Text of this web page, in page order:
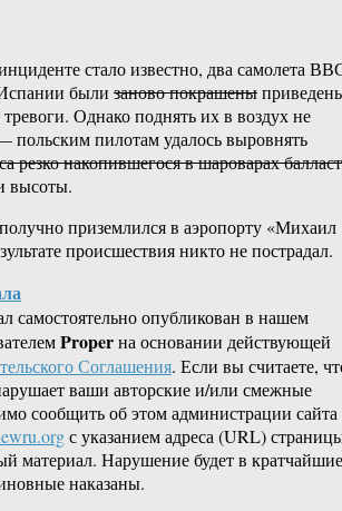
стало известно, два самолета
были заново покрашены
Однако поднять их в воздух не
польским пилотам удалось выровнять
резко накопившегося в шароварах
высоты.
приземлился в аэропорту «Михаил
происшествия никто не пострадал.
самостоятельно опубликован в нашем
Properна основании действующей
Соглашения. Если вы считаете,
ваши авторские и/или смежные
сообщить об этом администрации сайта
с указанием адреса (URL)
материал. Нарушение будет в кратчайшие
наказаны.